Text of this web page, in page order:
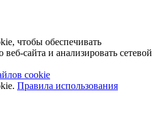
чтобы обеспечивать
сайта и анализировать сетевой
cookie
Правила использования